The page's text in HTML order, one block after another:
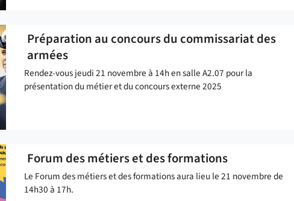
Préparation au concours du commissariat des
armées
Rendez-vous jeudi 21 novembre à 14h en salle A2.07 pour la
présentation du métier et du concours externe 2025
Forum des métiers et des formations
Le Forum des métiers et des formations aura lieu le 21 novembre de
14h30 à 17h.